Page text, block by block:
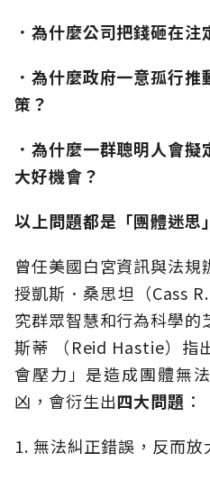
．為什麼公司把錢砸在注
．為什麼政府一意孤行
策？
．為什麼一群聰明人會
大好機會？
以上問題都是「團體迷思
曾任美國白宮資訊與法
授凱斯．桑思坦（Cass
究群眾智慧和行為科學
斯蒂 （Reid Hastie）指
會壓力」是造成團體無
凶，會衍生出四大問題 ：
1. 無法糾正錯誤，反而放